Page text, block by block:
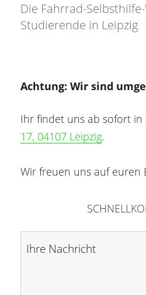
Die Fahrrad-
Studierende in Leipzig
Achtung: Wir sind
Ihr findet uns ab sofort in
17, 04107 Leipzig.
Wir freuen uns auf euren